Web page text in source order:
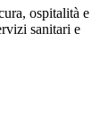
ospitalità e
sanitari e